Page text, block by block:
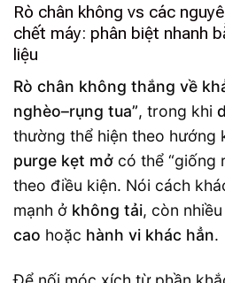
Rò chân không vs các
chết máy: phân biệt nhanh
liệu
Rò chân không thắng về
nghèo–rụng tua”, trong khi
thường thể hiện theo hướng
purge kẹt mở có thể “giống
theo điều kiện. Nói cách
mạnh ở không tải, còn
cao hoặc hành vi khác hẳn.